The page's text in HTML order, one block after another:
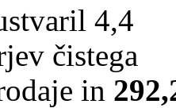
4,4
čistega
in